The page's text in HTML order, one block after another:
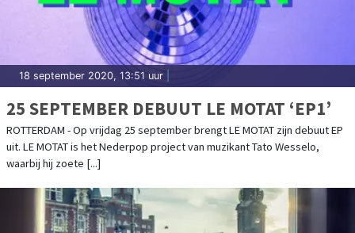
18 september 2020, 13:51 uur
25 SEPTEMBER DEBUUT LE MOTAT ‘EP1’
ROTTERDAM - Op vrijdag 25 september brengt LE MOTAT zijn debuut EP
uit. LE MOTAT is het Nederpop project van muzikant Tato Wesselo,
waarbij hij zoete [...]